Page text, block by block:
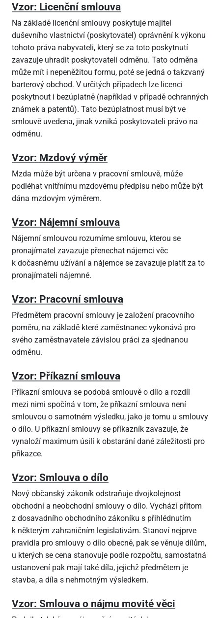
Vzor: Licenční smlouva
Na základě licenční smlouvy poskytuje majitel
duševního vlastnictví (poskytovatel) oprávnění k výkonu
tohoto práva nabyvateli, který se za toto poskytnutí
zavazuje uhradit poskytovateli odměnu. Tato odměna
může mít i nepeněžitou formu, poté se jedná o takzvaný
barterový obchod. V určitých případech lze licenci
poskytnout i bezúplatně (například v případě ochranných
známek a patentů). Tato bezúplatnost musí být ve
smlouvě uvedena, jinak vzniká poskytovateli právo na
odměnu.
Vzor: Mzdový výměr
Mzda může být určena v pracovní smlouvě, může
podléhat vnitřnímu mzdovému předpisu nebo může být
dána mzdovým výměrem.
Vzor: Nájemní smlouva
Nájemní smlouvou rozumíme smlouvu, kterou se
pronajímatel zavazuje přenechat nájemci věc
k dočasnému užívání a nájemce se zavazuje platit za to
pronajímateli nájemné.
Vzor: Pracovní smlouva
Předmětem pracovní smlouvy je založení pracovního
poměru, na základě které zaměstnanec vykonává pro
svého zaměstnavatele závislou práci za sjednanou
odměnu.
Vzor: Příkazní smlouva
Příkazní smlouva se podobá smlouvě o dílo a rozdíl
mezi nimi spočíná v tom, že příkazní smlouva není
smlouvou o samotném výsledku, jako je tomu u smlouvy
o dílo. U příkazní smlouvy se příkazník zavazuje, že
vynaloží maximum úsilí k obstarání dané záležitosti pro
přikazce.
Vzor: Smlouva o dílo
Nový občanský zákoník odstraňuje dvojkolejnost
obchodní a neobchodní smlouvy o dílo. Vychází přitom
z dosavadního obchodního zákoníku s přihlédnutím
k některým zahraničním legislativám. Stanoví nejprve
pravidla pro smlouvy o dílo obecně, pak se věnuje dílům,
u kterých se cena stanovuje podle rozpočtu, samostatná
ustanovení pak mají také díla, jejichž předmětem je
stavba, a díla s nehmotným výsledkem.
Vzor: Smlouva o nájmu movité věci